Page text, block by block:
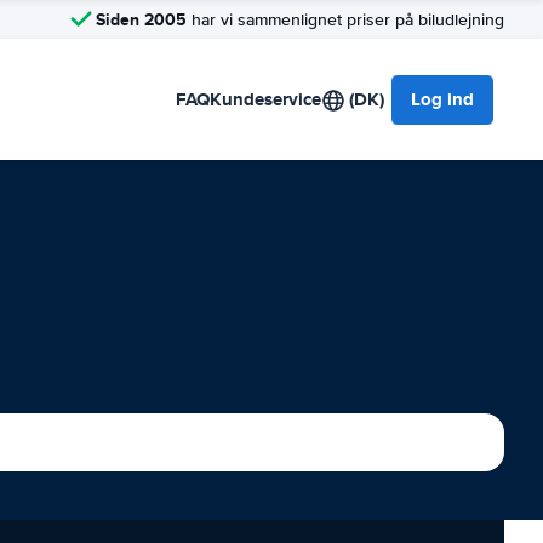
Siden 2005 har vi sammenlignet priser på biludlejning
FAQKundeservice (DK) Log ind